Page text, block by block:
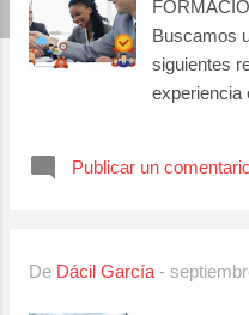
Buscamos
siguientes
experiencia
Publicar un
De Dácil García -